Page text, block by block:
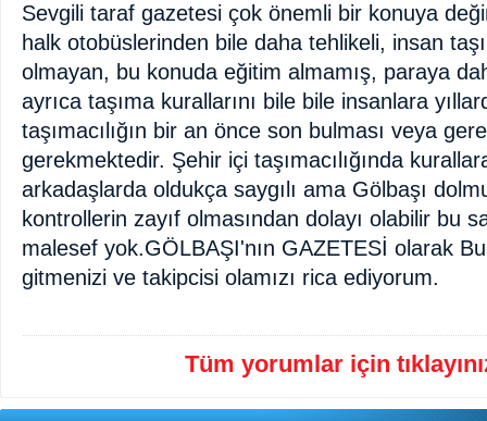
Sevgili taraf gazetesi çok önemli bir konuya
halk otobüslerinden bile daha tehlikeli, insan
olmayan, bu konuda eğitim almamış, paraya
ayrıca taşıma kurallarını bile bile insanlara
taşımacılığın bir an önce son bulması veya
gerekmektedir. Şehir içi taşımacılığında
arkadaşlarda oldukça saygılı ama Gölbaşı
kontrollerin zayıf olmasından dolayı olabilir bu
malesef yok.GÖLBAŞI'nın GAZETESİ olarak
gitmenizi ve takipcisi olamızı rica ediyorum.
Tüm yorumlar için